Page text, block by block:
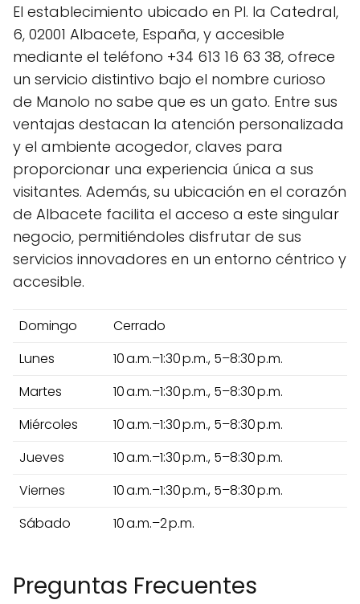
El establecimiento ubicado en Pl. la Catedral,
6, 02001 Albacete, España, y accesible
mediante el teléfono +34 613 16 63 38, ofrece
un servicio distintivo bajo el nombre curioso
de Manolo no sabe que es un gato. Entre sus
ventajas destacan la atención personalizada
y el ambiente acogedor, claves para
proporcionar una experiencia única a sus
visitantes. Además, su ubicación en el corazón
de Albacete facilita el acceso a este singular
negocio, permitiéndoles disfrutar de sus
servicios innovadores en un entorno céntrico y
accesible.
Domingo
Cerrado
Lunes
10 a.m.–1:30 p.m., 5–8:30 p.m.
Martes
10 a.m.–1:30 p.m., 5–8:30 p.m.
Miércoles
10 a.m.–1:30 p.m., 5–8:30 p.m.
Jueves
10 a.m.–1:30 p.m., 5–8:30 p.m.
Viernes
10 a.m.–1:30 p.m., 5–8:30 p.m.
Sábado
10 a.m.–2 p.m.
Preguntas Frecuentes